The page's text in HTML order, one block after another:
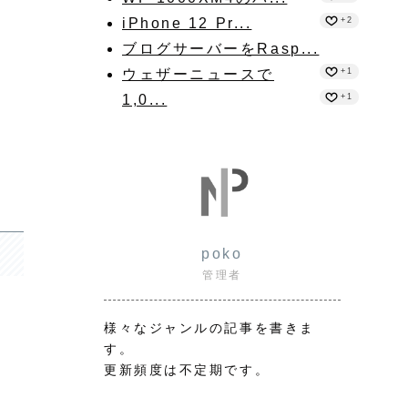
iPhone 12 Pr...
+2
ブログサーバーをRasp...
+1
ウェザーニュースで
1,0...
+1
poko
管理者
様々なジャンルの記事を書きま
す。
更新頻度は不定期です。